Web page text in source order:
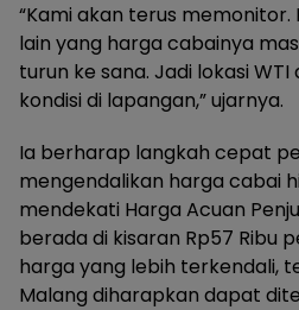
“Kami akan terus
lain yang harga cabainya
turun ke sana. Jadi lokasi
kondisi di lapangan,” ujarnya.
Ia berharap langkah cepat
mengendalikan harga cabai
mendekati Harga Acuan
berada di kisaran Rp57 Ribu
harga yang lebih terkendali,
Malang diharapkan dapat